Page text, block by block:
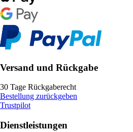
Versand und Rückgabe
30 Tage Rückgaberecht
Bestellung zurückgeben
Trustpilot
Dienstleistungen